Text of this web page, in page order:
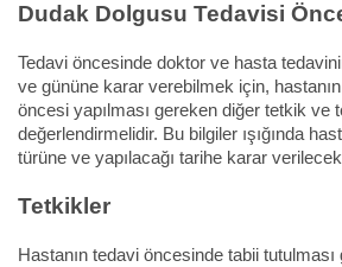
Dudak Dolgusu Tedavisi
Tedavi öncesinde doktor ve hasta
ve gününe karar verebilmek için,
öncesi yapılması gereken diğer tetkik ve
değerlendirmelidir. Bu bilgiler ışığında
türüne ve yapılacağı tarihe karar
Tetkikler
Hastanın tedavi öncesinde tabii